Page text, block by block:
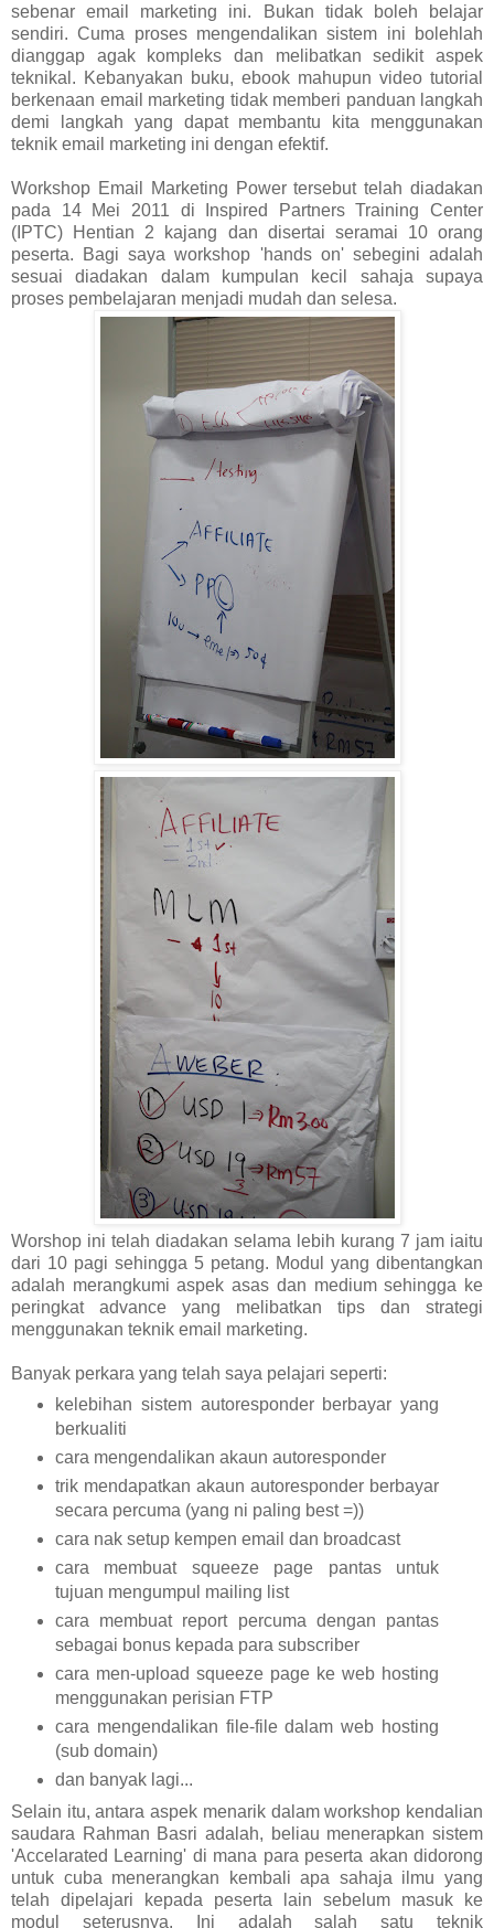
sebenar email marketing ini. Bukan tidak boleh belajar
sendiri. Cuma proses mengendalikan sistem ini bolehlah
dianggap agak kompleks dan melibatkan sedikit aspek
teknikal. Kebanyakan buku, ebook mahupun video tutorial
berkenaan email marketing tidak memberi panduan langkah
demi langkah yang dapat membantu kita menggunakan
teknik email marketing ini dengan efektif.
Workshop Email Marketing Power tersebut telah diadakan
pada 14 Mei 2011 di Inspired Partners Training Center
(IPTC) Hentian 2 kajang dan disertai seramai 10 orang
peserta. Bagi saya workshop 'hands on' sebegini adalah
sesuai diadakan dalam kumpulan kecil sahaja supaya
proses pembelajaran menjadi mudah dan selesa.
Worshop ini telah diadakan selama lebih kurang 7 jam iaitu
dari 10 pagi sehingga 5 petang. Modul yang dibentangkan
adalah merangkumi aspek asas dan medium sehingga ke
peringkat advance yang melibatkan tips dan strategi
menggunakan teknik email marketing.
Banyak perkara yang telah saya pelajari seperti:
kelebihan sistem autoresponder berbayar yang
berkualiti
cara mengendalikan akaun autoresponder
trik mendapatkan akaun autoresponder berbayar
secara percuma (yang ni paling best =))
cara nak setup kempen email dan broadcast
cara membuat squeeze page pantas untuk
tujuan mengumpul mailing list
cara membuat report percuma dengan pantas
sebagai bonus kepada para subscriber
cara men-upload squeeze page ke web hosting
menggunakan perisian FTP
cara mengendalikan file-file dalam web hosting
(sub domain)
dan banyak lagi...
Selain itu, antara aspek menarik dalam workshop kendalian
saudara Rahman Basri adalah, beliau menerapkan sistem
'Accelarated Learning' di mana para peserta akan didorong
untuk cuba menerangkan kembali apa sahaja ilmu yang
telah dipelajari kepada peserta lain sebelum masuk ke
modul seterusnya. Ini adalah salah satu teknik